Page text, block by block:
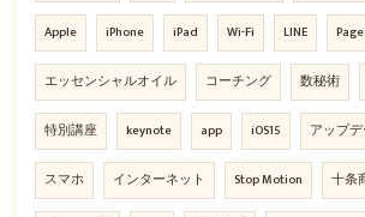
Apple iPhone iPad Wi-Fi LINE
エッセンシャルオイル コーチング 数秘術
特別講座 keynote app iOS15 アップ
スマホ インターネット Stop Motion 十条